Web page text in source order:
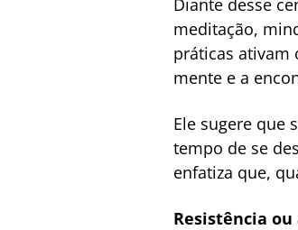
Diante desse
meditação,
práticas ativam
mente e a
Ele sugere que
tempo de se
enfatiza que,
Resistência ou